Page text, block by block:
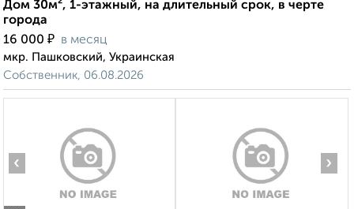
Дом 30м², 1-этажный, на длительный срок, в черте
города
16 000 ₽ в месяц
мкр. Пашковский, Украинская
Собственник, 06.08.2026
‹ ›